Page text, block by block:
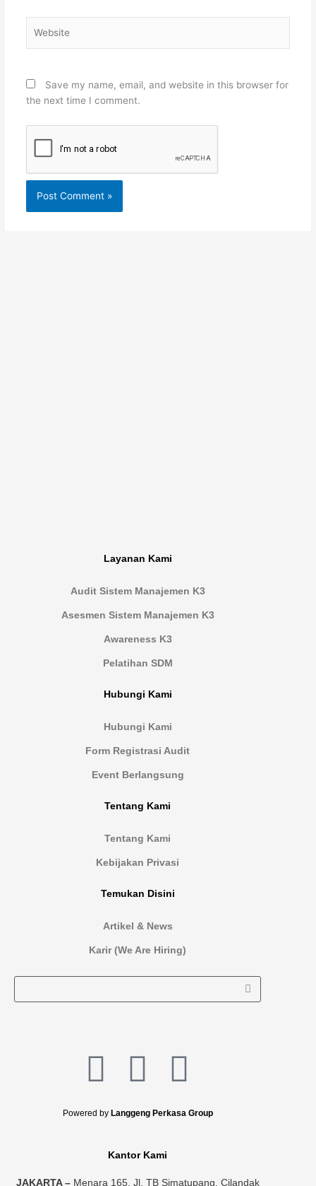
Save my name, email, and website in this browser for
the next time I comment.
Layanan Kami
Audit Sistem Manajemen K3
Asesmen Sistem Manajemen K3
Awareness K3
Pelatihan SDM
Hubungi Kami
Hubungi Kami
Form Registrasi Audit
Event Berlangsung
Tentang Kami
Tentang Kami
Kebijakan Privasi
Temukan Disini
Artikel & News
Karir (We Are Hiring)
L
i
n
k
I
n
s
t
F
a
e
Powered by Langgeng Perkasa Group
Kantor Kami
JAKARTA –Menara 165, Jl. TB Simatupang, Cilandak